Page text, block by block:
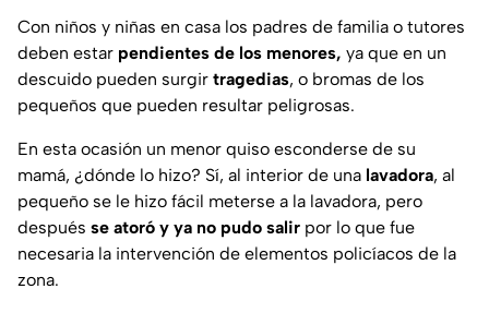
Con niños y niñas en casa los padres de familia o tutores
deben estar pendientes de los menores, ya que en un
descuido pueden surgir tragedias, o bromas de los
pequeños que pueden resultar peligrosas.
En esta ocasión un menor quiso esconderse de su
mamá, ¿dónde lo hizo? Sí, al interior de una lavadora, al
pequeño se le hizo fácil meterse a la lavadora, pero
después se atoró y ya no pudo salir por lo que fue
necesaria la intervención de elementos policíacos de la
zona.